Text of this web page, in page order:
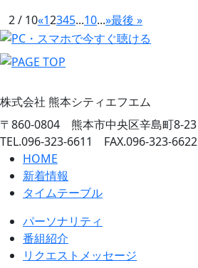
2 / 10«12345...10...»最後 »
株式会社 熊本シティエフエム
〒860-0804 熊本市中央区辛島町8-23
TEL.096-323-6611 FAX.096-323-6622
HOME
新着情報
タイムテーブル
パーソナリティ
番組紹介
リクエストメッセージ